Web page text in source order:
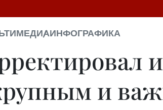
ИНФОГРАФИКА
и